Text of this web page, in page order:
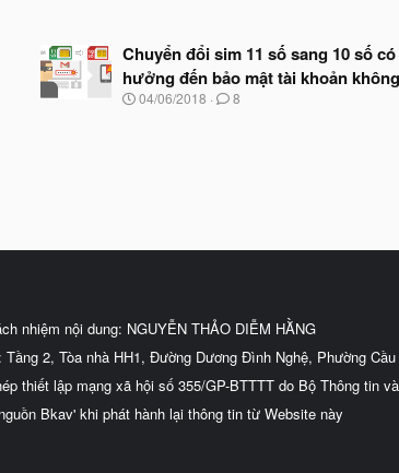
Chuyển đổi sim 11 số sang 10 số
hưởng đến bảo mật tài khoản
N
u
04/06/2018 8
nhiệm nội dung: NGUYỄN THẢO DIỄM HẰNG
2, Tòa nhà HH1, Đường Dương Đình Nghệ, Phường
thiết lập mạng xã hội số 355/GP-BTTTT do Bộ Thông tin
Bkav' khi phát hành lại thông tin từ Website này